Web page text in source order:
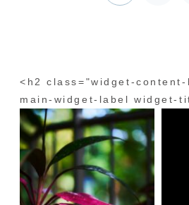
<h2 class="widget-
main-widget-label widget-